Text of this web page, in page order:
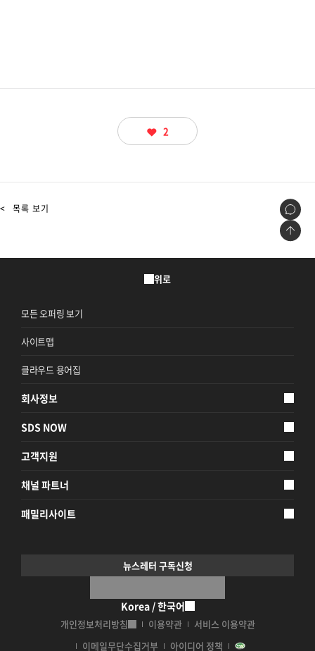
2
< 목록 보기
위로
모든 오퍼링 보기
사이트맵
클라우드 용어집
회사정보
SDS NOW
고객지원
채널 파트너
패밀리사이트
뉴스레터 구독신청
Korea / 한국어
개인정보처리방침 이용약관
서비스 이용약관
이메일무단수집거부
아이디어 정책